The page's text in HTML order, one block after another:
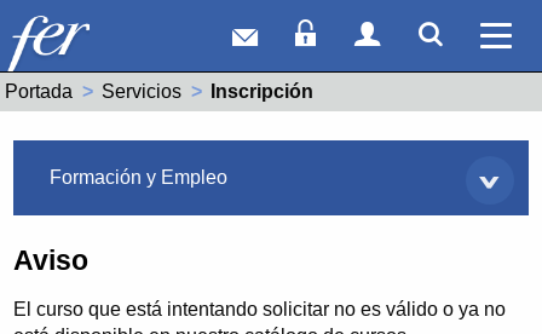
Correo webAcceso Socios
Acceso
Portada Servicios Actual:
Inscripción
Formación y Empleo
Aviso
El curso que está intentando solicitar no es válido o ya no